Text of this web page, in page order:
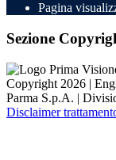
Pagina
Sezione
Copyright 2026 |
Parma S.p.A. |
Disclaimer